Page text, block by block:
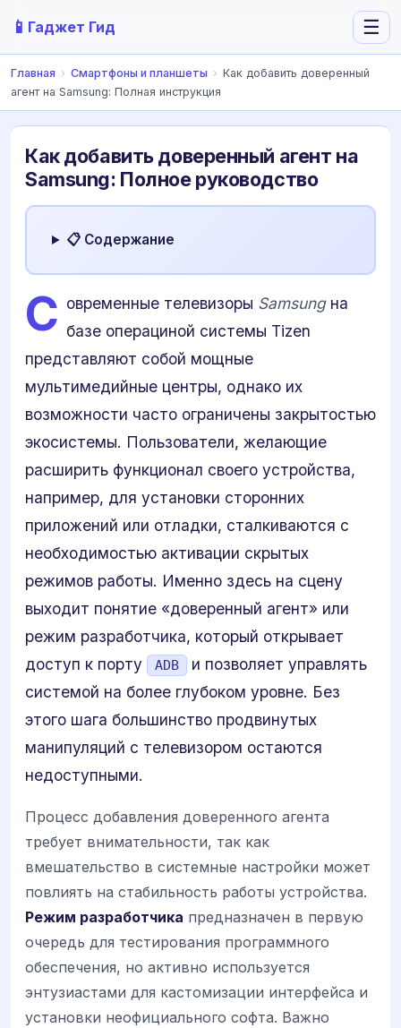
📱 Гаджет Гид ☰
Главная › Смартфоны и планшеты › Как добавить доверенный
агент на Samsung: Полная инструкция
Как добавить доверенный агент на
Samsung: Полное руководство
📋 Содержание
С овременные телевизоры Samsungна
базе операциной системы Tizen
представляют собой мощные
мультимедийные центры, однако их
возможности часто ограничены закрытостью
экосистемы. Пользователи, желающие
расширить функционал своего устройства,
например, для установки сторонних
приложений или отладки, сталкиваются с
необходимостью активации скрытых
режимов работы. Именно здесь на сцену
выходит понятие «доверенный агент» или
режим разработчика, который открывает
доступ к порту
ADB
и позволяет управлять
системой на более глубоком уровне. Без
этого шага большинство продвинутых
манипуляций с телевизором остаются
недоступными.
Процесс добавления доверенного агента
требует внимательности, так как
вмешательство в системные настройки может
повлиять на стабильность работы устройства.
Режим разработчика предназначен в первую
очередь для тестирования программного
обеспечения, но активно используется
энтузиастами для кастомизации интерфейса и
установки неофициального софта. Важно